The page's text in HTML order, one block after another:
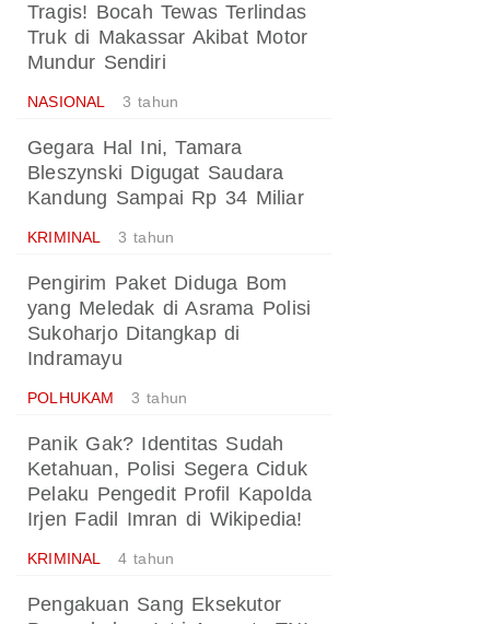
Tragis! Bocah Tewas Terlindas
Truk di Makassar Akibat Motor
Mundur Sendiri
NASIONAL 3 tahun
Gegara Hal Ini, Tamara
Bleszynski Digugat Saudara
Kandung Sampai Rp 34 Miliar
KRIMINAL 3 tahun
Pengirim Paket Diduga Bom
yang Meledak di Asrama Polisi
Sukoharjo Ditangkap di
Indramayu
POLHUKAM 3 tahun
Panik Gak? Identitas Sudah
Ketahuan, Polisi Segera Ciduk
Pelaku Pengedit Profil Kapolda
Irjen Fadil Imran di Wikipedia!
KRIMINAL 4 tahun
Pengakuan Sang Eksekutor